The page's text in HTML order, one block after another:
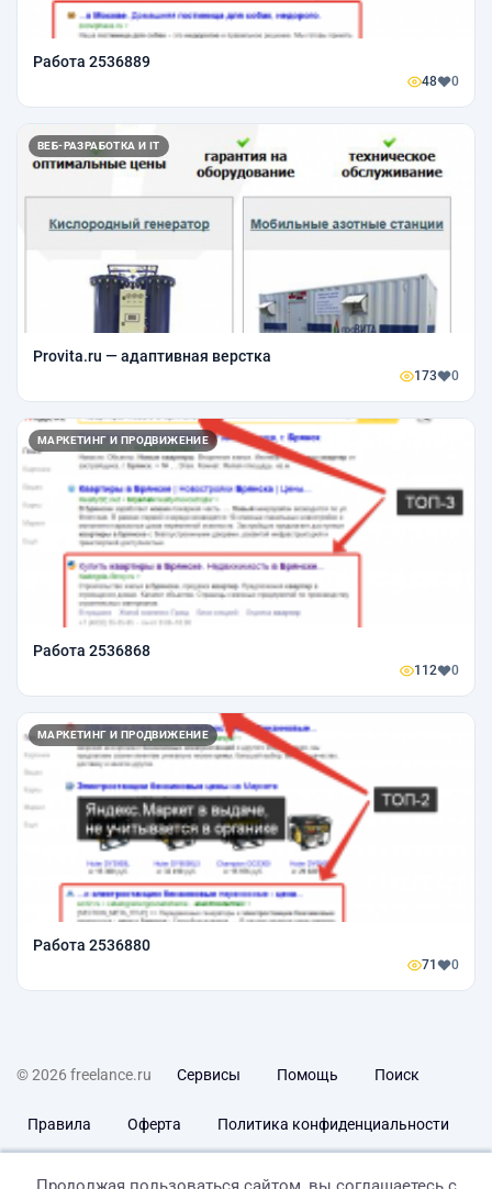
Работа 2536889
48 0
ВЕБ-РАЗРАБОТКА И IT
Provita.ru — адаптивная верстка
173 0
МАРКЕТИНГ И ПРОДВИЖЕНИЕ
Работа 2536868
112 0
МАРКЕТИНГ И ПРОДВИЖЕНИЕ
Работа 2536880
71 0
© 2026 freelance.ru Сервисы Помощь Поиск
Правила Оферта Политика конфиденциальности